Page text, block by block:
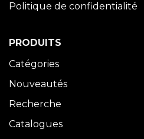
Politique de confidentialité
PRODUITS
Catégories
Nouveautés
Recherche
Catalogues